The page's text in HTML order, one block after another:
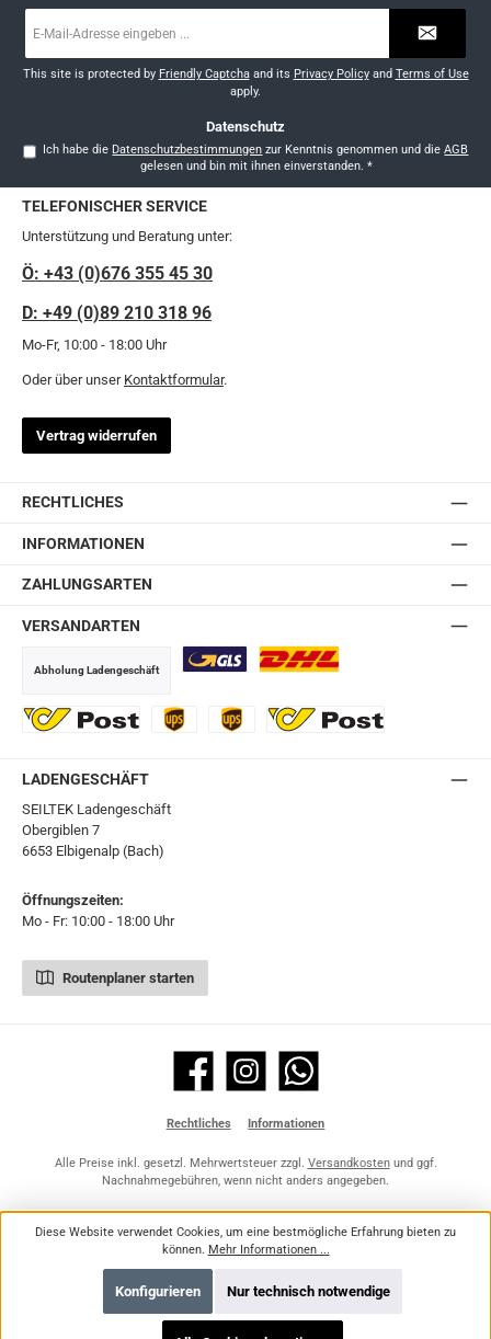
Mail-
*
This site is protected by Friendly Captchaand its Privacy Policyand Terms of Use
apply.
Datenschutz
Ich habe die Datenschutzbestimmungen zur Kenntnis genommen und dieAGB
gelesen und bin mit ihnen einverstanden. *
TELEFONISCHER SERVICE
Unterstützung und Beratung unter:
Ö: +43 (0)676 355 45 30
D: +49 (0)89 210 318 96
Mo-Fr, 10:00 - 18:00 Uhr
Oder über unser Kontaktformular.
Vertrag widerrufen
RECHTLICHES
INFORMATIONEN
ZAHLUNGSARTEN
VERSANDARTEN
Abholung Ladengeschäft
LADENGESCHÄFT
SEILTEK Ladengeschäft
Obergiblen 7
6653 Elbigenalp (Bach)
Öffnungszeiten:
Mo - Fr: 10:00 - 18:00 Uhr
Routenplaner starten
Facebook Instagram WhatsApp
Rechtliches Informationen
Alle Preise inkl. gesetzl. Mehrwertsteuer zzgl. Versandkostenund ggf.
Nachnahmegebühren, wenn nicht anders angegeben.
Diese Website verwendet Cookies, um eine bestmögliche Erfahrung bieten zu
können. Mehr Informationen ...
Nur technisch notwendige
Konfigurieren